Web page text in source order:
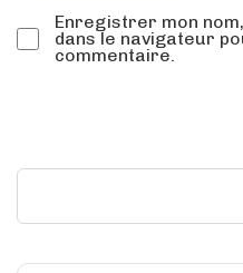
Enregistrer mon
dans le navigateur
commentaire.
Rechercher